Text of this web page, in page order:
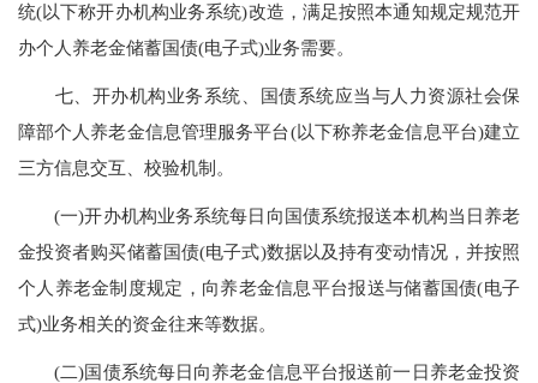
统(以下称开办机构业务系统)改造，满足按照本通知规定规范开
办个人养老金储蓄国债(电子式)业务需要。
七、开办机构业务系统、国债系统应当与人力资源社会保
障部个人养老金信息管理服务平台(以下称养老金信息平台)建立
三方信息交互、校验机制。
(一)开办机构业务系统每日向国债系统报送本机构当日养老
金投资者购买储蓄国债(电子式)数据以及持有变动情况，并按照
个人养老金制度规定，向养老金信息平台报送与储蓄国债(电子
式)业务相关的资金往来等数据。
(二)国债系统每日向养老金信息平台报送前一日养老金投资